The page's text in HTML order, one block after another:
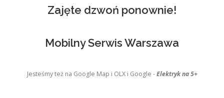
Zajęte dzwoń ponownie!
Mobilny Serwis Warszawa
Jesteśmy też na Google Map i OLX i Google -Elektryk na 5+